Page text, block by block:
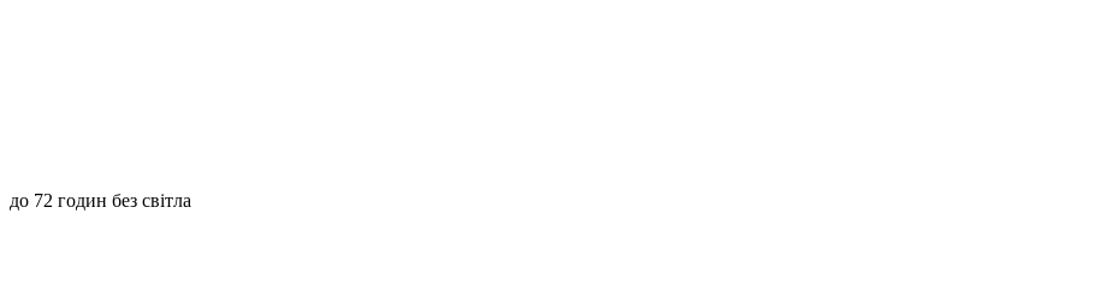
до 72 годин без світла